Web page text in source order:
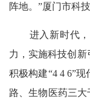
阵地。”厦门市科
进入新时代，
力，实施科技创新
积极构建“4 4 6”
路、生物医药三